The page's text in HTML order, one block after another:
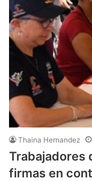
Thaina Hernandez
Trabajadores
firmas en